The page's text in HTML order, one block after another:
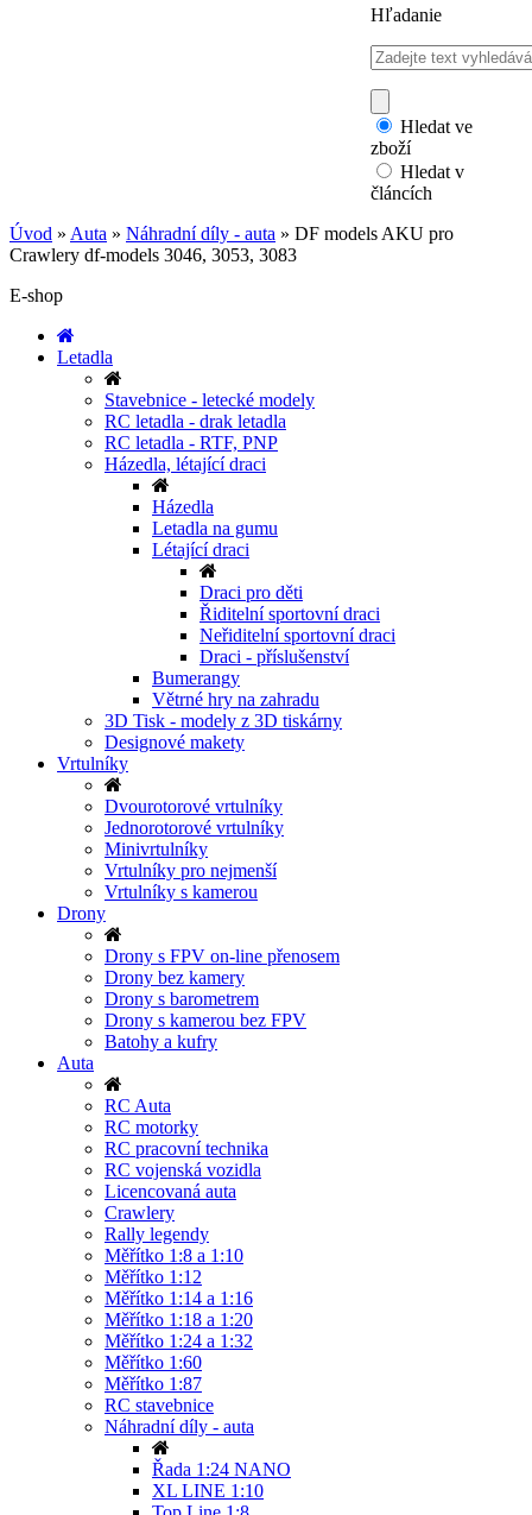
Hľadanie
Hledat ve
zboží
Hledat v
článcích
Úvod » Auta » Náhradní díly - auta » DF models AKU pro
Crawlery df-models 3046, 3053, 3083
E-shop
Letadla
Stavebnice - letecké modely
RC letadla - drak letadla
RC letadla - RTF, PNP
Házedla, létající draci
Házedla
Letadla na gumu
Létající draci
Draci pro děti
Řiditelní sportovní draci
Neřiditelní sportovní draci
Draci - příslušenství
Bumerangy
Větrné hry na zahradu
3D Tisk - modely z 3D tiskárny
Designové makety
Vrtulníky
Dvourotorové vrtulníky
Jednorotorové vrtulníky
Minivrtulníky
Vrtulníky pro nejmenší
Vrtulníky s kamerou
Drony
Drony s FPV on-line přenosem
Drony bez kamery
Drony s barometrem
Drony s kamerou bez FPV
Batohy a kufry
Auta
RC Auta
RC motorky
RC pracovní technika
RC vojenská vozidla
Licencovaná auta
Crawlery
Rally legendy
Měřítko 1:8 a 1:10
Měřítko 1:12
Měřítko 1:14 a 1:16
Měřítko 1:18 a 1:20
Měřítko 1:24 a 1:32
Měřítko 1:60
Měřítko 1:87
RC stavebnice
Náhradní díly - auta
Řada 1:24 NANO
XL LINE 1:10